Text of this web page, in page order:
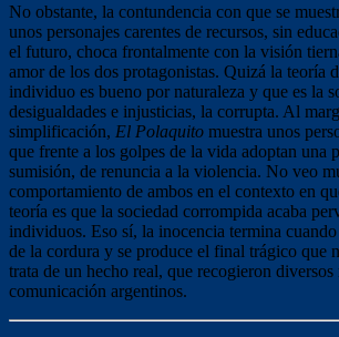
No obstante, la contundencia con que se
unos personajes carentes de recursos, sin
el futuro, choca frontalmente con la visión
amor de los dos protagonistas. Quizá la teoría
individuo es bueno por naturaleza y que es la
desigualdades e injusticias, la corrupta. Al
simplificación, El Polaquito muestra unos
que frente a los golpes de la vida adoptan una
sumisión, de renuncia a la violencia. No veo
comportamiento de ambos en el contexto en
teoría es que la sociedad corrompida acaba
individuos. Eso sí, la inocencia termina
de la cordura y se produce el final trágico que
trata de un hecho real, que recogieron diversos
comunicación argentinos.